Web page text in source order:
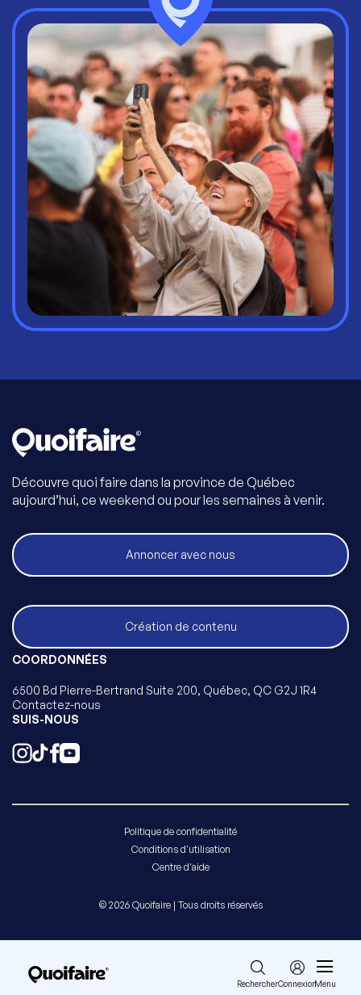
RechercherConnexionMenu
Découvre quoi faire dans la province de Québec
aujourd’hui, ce weekend ou pour les semaines à venir.
Annoncer avec nous
Création de contenu
COORDONNÉES
6500 Bd Pierre-Bertrand Suite 200, Québec, QC G2J 1R4
Contactez-nous
SUIS-NOUS
Politique de confidentialité
Conditions d'utilisation
Centre d'aide
© 2026 Quoifaire | Tous droits réservés